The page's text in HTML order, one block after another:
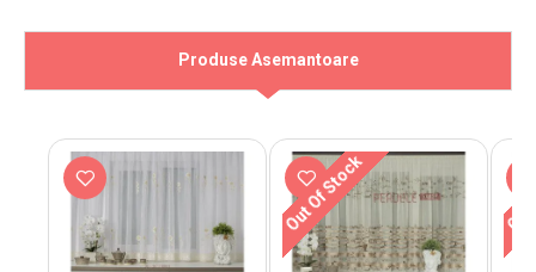
Produse Asemantoare
Out Of Stock